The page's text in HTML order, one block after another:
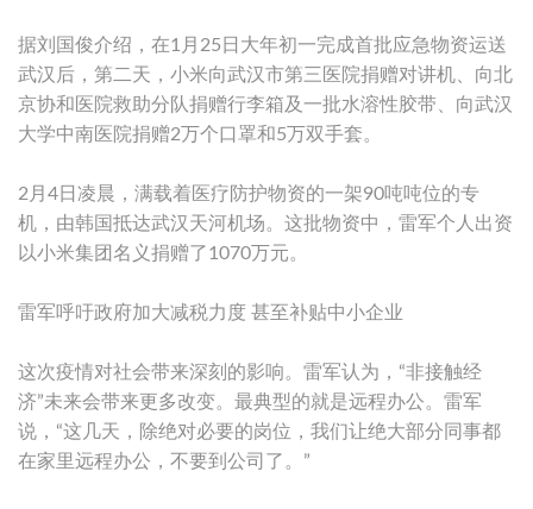
据刘国俊介绍，在1月25日大年初一完成首批应急物资运送
武汉后，第二天，小米向武汉市第三医院捐赠对讲机、向北
京协和医院救助分队捐赠行李箱及一批水溶性胶带、向武汉
大学中南医院捐赠2万个口罩和5万双手套。
2月4日凌晨，满载着医疗防护物资的一架90吨吨位的专
机，由韩国抵达武汉天河机场。这批物资中，雷军个人出资
以小米集团名义捐赠了1070万元。
雷军呼吁政府加大减税力度 甚至补贴中小企业
这次疫情对社会带来深刻的影响。雷军认为，“非接触经
济”未来会带来更多改变。最典型的就是远程办公。雷军
说，“这几天，除绝对必要的岗位，我们让绝大部分同事都
在家里远程办公，不要到公司了。”